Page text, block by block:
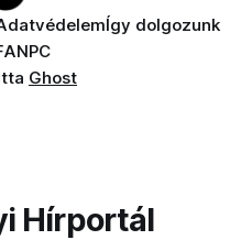
Így dolgozunk
ANPC
Ghost
Hírportál